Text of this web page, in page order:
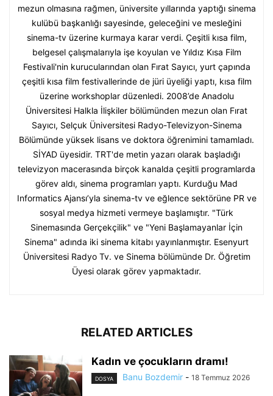
mezun olmasına rağmen, üniversite yıllarında yaptığı sinema
kulübü başkanlığı sayesinde, geleceğini ve mesleğini
sinema-tv üzerine kurmaya karar verdi. Çeşitli kısa film,
belgesel çalışmalarıyla işe koyulan ve Yıldız Kısa Film
Festivali'nin kurucularından olan Fırat Sayıcı, yurt çapında
çeşitli kısa film festivallerinde de jüri üyeliği yaptı, kısa film
üzerine workshoplar düzenledi. 2008’de Anadolu
Üniversitesi Halkla İlişkiler bölümünden mezun olan Fırat
Sayıcı, Selçuk Üniversitesi Radyo-Televizyon-Sinema
Bölümünde yüksek lisans ve doktora öğrenimini tamamladı.
SİYAD üyesidir. TRT'de metin yazarı olarak başladığı
televizyon macerasında birçok kanalda çeşitli programlarda
görev aldı, sinema programları yaptı. Kurduğu Mad
Informatics Ajansı’yla sinema-tv ve eğlence sektörüne PR ve
sosyal medya hizmeti vermeye başlamıştır. "Türk
Sinemasında Gerçekçilik" ve "Yeni Başlamayanlar İçin
Sinema" adında iki sinema kitabı yayınlanmıştır. Esenyurt
Üniversitesi Radyo Tv. ve Sinema bölümünde Dr. Öğretim
Üyesi olarak görev yapmaktadır.
RELATED ARTICLES
Kadın ve çocukların dramı!
DOSYA Banu Bozdemir - 18 Temmuz 2026